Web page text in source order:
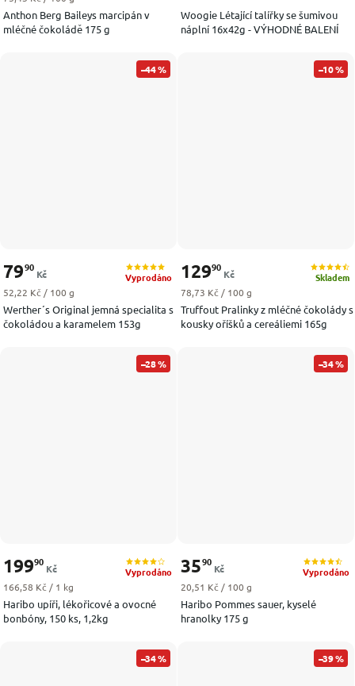
Anthon Berg Baileys marcipán v
mléčné čokoládě 175 g
Woogie Létající talířky se šumivou
náplní 16x42g - VÝHODNÉ BALENÍ
–44 %
Werther´s Original jemná specialita s
čokoládou a karamelem 153g
Vyprodáno
7990
Kč
Měrná cena:
52,22 Kč / 100 g
–10 %
Truffout Pralinky z mléčné čokolády s
kousky oříšků a cereáliemi 165g
Skladem
12990
Kč
Měrná cena:
78,73 Kč / 100 g
–28 %
Haribo upíři, lékořicové a ovocné
bonbóny, 150 ks, 1,2kg
Vyprodáno
19990
Kč
Měrná cena:
166,58 Kč / 1 kg
–34 %
Haribo Pommes sauer, kyselé
hranolky 175 g
Vyprodáno
3590
Kč
Měrná cena:
20,51 Kč / 100 g
–34 % –39 %